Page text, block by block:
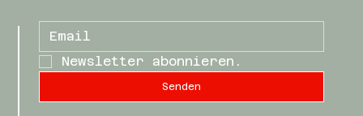
Newsletter abonnieren.
Senden